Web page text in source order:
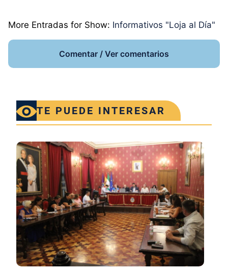
More Entradas for Show: Informativos "Loja al Día"
Comentar / Ver comentarios
TE PUEDE INTERESAR